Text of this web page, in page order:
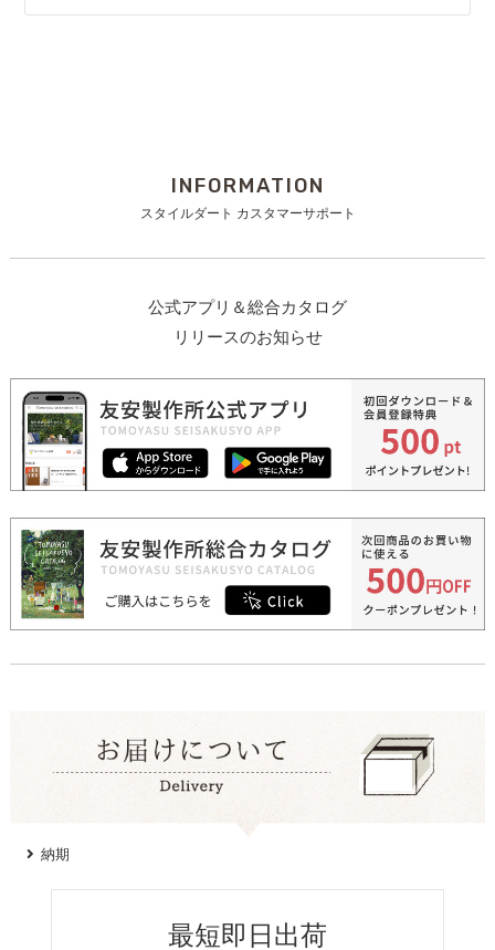
INFORMATION
スタイルダート カスタマーサポート
公式アプリ＆総合カタログ
リリースのお知らせ
納期
最短即日出荷